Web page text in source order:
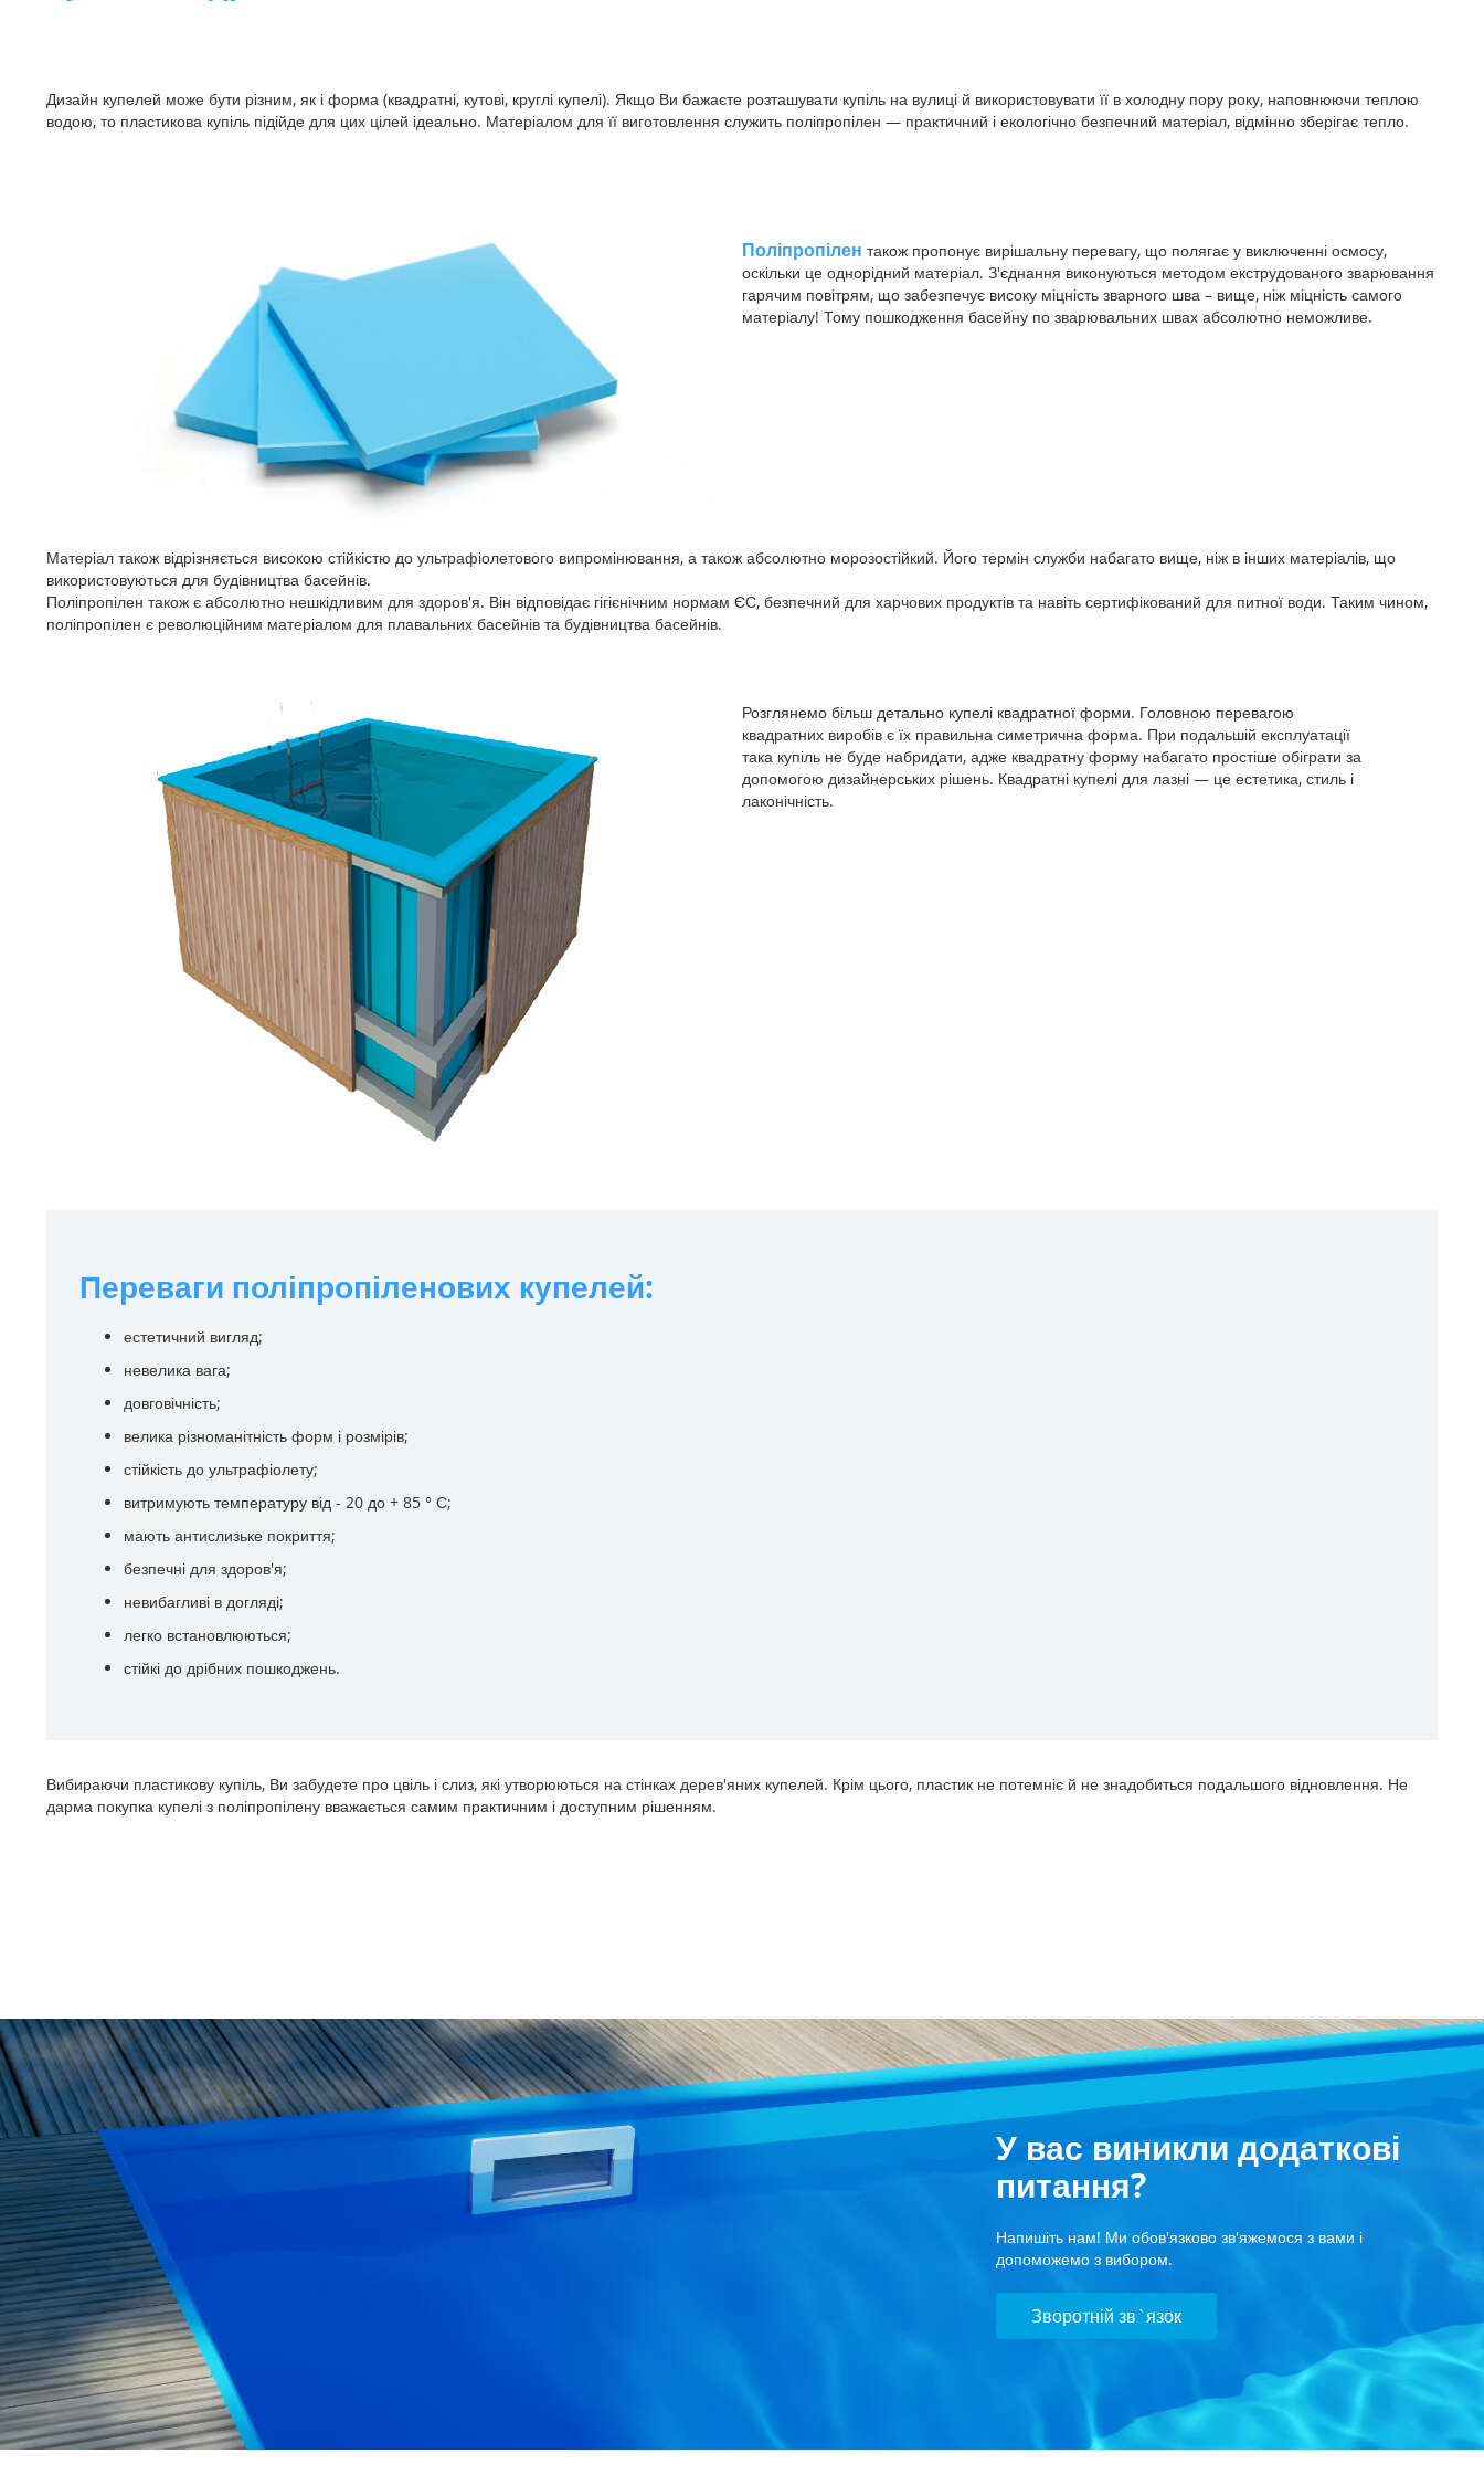
Дизайн купелей може бути різним, як і форма (квадратні, кутові, круглі купелі). Якщо Ви бажаєте розташувати купіль на вулиці й використовувати її в холодну пору року, наповнюючи теплою
водою, то пластикова купіль підійде для цих цілей ідеально. Матеріалом для її виготовлення служить поліпропілен — практичний і екологічно безпечний матеріал, відмінно зберігає тепло.
Поліпропілен також пропонує вирішальну перевагу, що полягає у виключенні осмосу,
оскільки це однорідний матеріал. З'єднання виконуються методом екструдованого зварювання
гарячим повітрям, що забезпечує високу міцність зварного шва – вище, ніж міцність самого
матеріалу! Тому пошкодження басейну по зварювальних швах абсолютно неможливе.
Матеріал також відрізняється високою стійкістю до ультрафіолетового випромінювання, а також абсолютно морозостійкий. Його термін служби набагато вище, ніж в інших матеріалів, що
використовуються для будівництва басейнів.
Поліпропілен також є абсолютно нешкідливим для здоров'я. Він відповідає гігієнічним нормам ЄС, безпечний для харчових продуктів та навіть сертифікований для питної води. Таким чином,
поліпропілен є революційним матеріалом для плавальних басейнів та будівництва басейнів.
Розглянемо більш детально купелі квадратної форми. Головною перевагою
квадратних виробів є їх правильна симетрична форма. При подальшій експлуатації
така купіль не буде набридати, адже квадратну форму набагато простіше обіграти за
допомогою дизайнерських рішень. Квадратні купелі для лазні — це естетика, стиль і
лаконічність.
Переваги поліпропіленових купелей:
естетичний вигляд;
невелика вага;
довговічність;
велика різноманітність форм і розмірів;
стійкість до ультрафіолету;
витримують температуру від - 20 до + 85 ° С;
мають антислизьке покриття;
безпечні для здоров'я;
невибагливі в догляді;
легко встановлюються;
стійкі до дрібних пошкоджень.
Вибираючи пластикову купіль, Ви забудете про цвіль і слиз, які утворюються на стінках дерев'яних купелей. Крім цього, пластик не потемніє й не знадобиться подальшого відновлення. Не
дарма покупка купелі з поліпропілену вважається самим практичним і доступним рішенням.
У вас виникли додаткові
питання?
Напишіть нам! Ми обов'язково зв'яжемося з вами і
допоможемо з вибором.
Зворотній зв`язок